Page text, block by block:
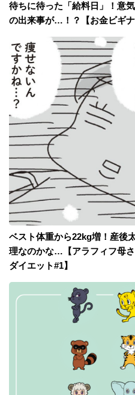
待ちに待った「給料日」！意
の出来事が…！？【お金ビギナ
ベスト体重から22kg増！産後
理なのかな…【アラフィフ母
ダイエット#1】